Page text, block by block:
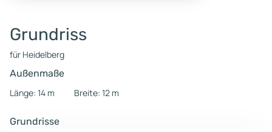
Grundriss
für Heidelberg
Außenmaße
Länge: 14 m
Breite: 12 m
Grundrisse